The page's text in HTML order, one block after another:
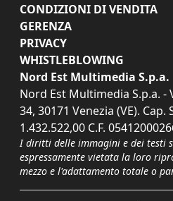
CONDIZIONI DI VENDITA
GERENZA
PRIVACY
WHISTLEBLOWING
Nord Est Multimedia S.p.a.
Nord Est Multimedia S.p.a. -
34, 30171 Venezia (VE). Cap.
1.432.522,00 C.F.
I diritti delle immagini e dei testi
espressamente vietata la loro
mezzo e l'adattamento totale o